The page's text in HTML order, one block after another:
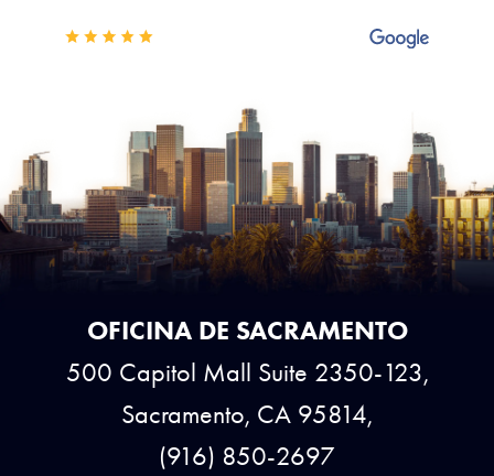
OFICINA DE SACRAMENTO
500 Capitol Mall Suite 2350-123,
Sacramento, CA 95814,
(916) 850-2697